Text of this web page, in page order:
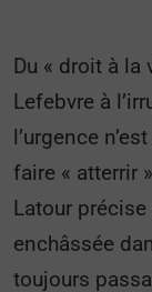
Du « droit à la
Lefebvre à
l’urgence
faire « atterrir
Latour
enchâssée
toujours